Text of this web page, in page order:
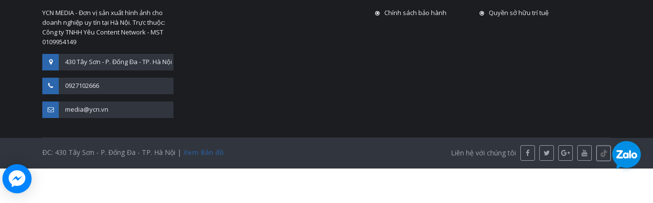
YCN MEDIA - Đơn vị sản xuất hình ảnh cho
doanh nghiệp uy tín tại Hà Nội. Trực thuộc:
Công ty TNHH Yêu Content Network - MST
0109954149
430 Tây Sơn - P. Đống Đa - TP. Hà Nội
0927102666
media@ycn.vn
Chính sách bảo hành
Quyền sở hữu trí tuệ
ĐC: 430 Tây Sơn - P. Đống Đa - TP. Hà Nội | Xem Bản đồ Liên hệ với chúng tôi